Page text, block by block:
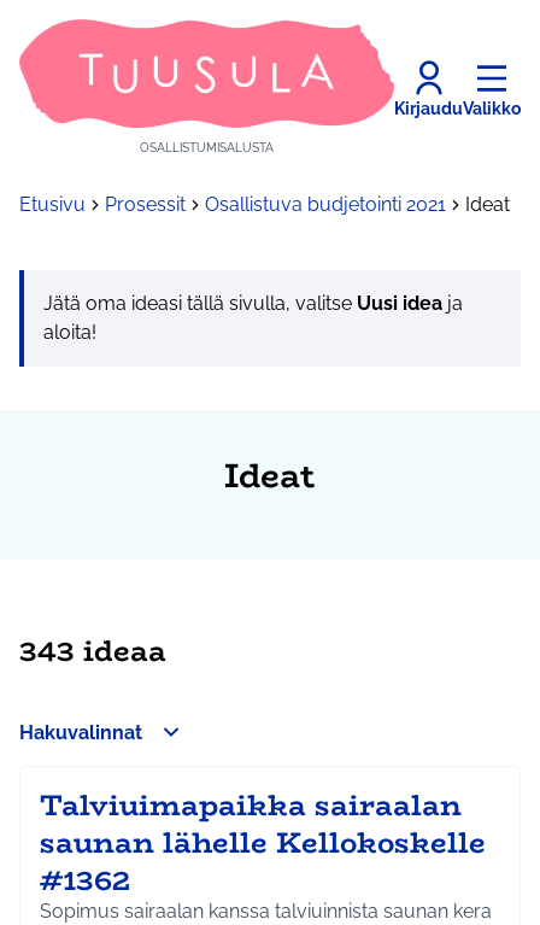
OSALLISTUMISALUSTA
KirjauduValikko
Etusivu Prosessit Osallistuva budjetointi 2021 Ideat
Jätä oma ideasi tällä sivulla, valitse Uusi idea ja
aloita!
Ideat
343 ideaa
Hakuvalinnat
Talviuimapaikka sairaalan
saunan lähelle Kellokoskelle
#1362
Sopimus sairaalan kanssa talviuinnista saunan kera